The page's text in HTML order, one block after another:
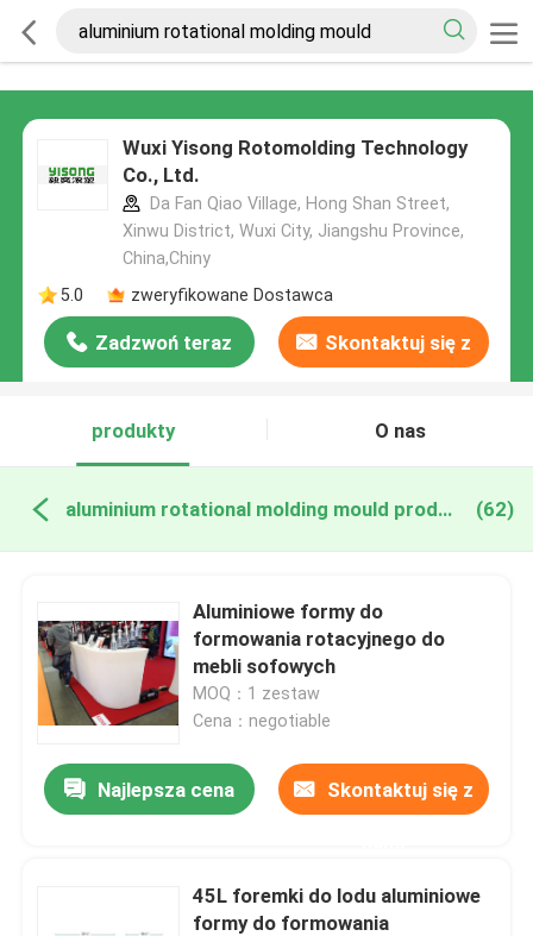
Wuxi Yisong Rotomolding Technology
Co., Ltd.
Da Fan Qiao Village, Hong Shan Street,
Xinwu District, Wuxi City, Jiangshu Province,
China,Chiny
5.0
zweryfikowane Dostawca
Zadzwoń teraz Skontaktuj się z
produkty
O nas
aluminium rotational molding mould produkcja online (62)
Aluminiowe formy do
formowania rotacyjnego do
mebli sofowych
MOQ：1 zestaw
Cena：negotiable
Najlepsza cena Skontaktuj się z
45L foremki do lodu aluminiowe
formy do formowania